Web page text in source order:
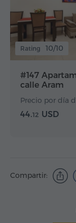
Rating 10/10
#147
calle Aram
Precio por día
44.12 USD
Compartir: